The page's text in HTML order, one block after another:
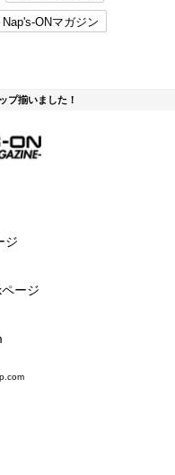
Nap's-ONマガジン
プ揃いました！
ジ
ージ